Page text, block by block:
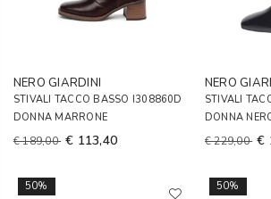
NERO GIARDINI
STIVALI TACCO BASSO I308860D
DONNA MARRONE
€ 189,00 € 113,40
NERO
STIVALI
DONNA
€ 229,00 €
50% 50%